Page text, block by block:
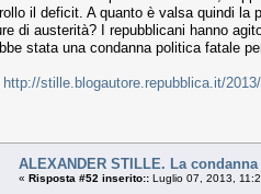
il deficit. A quanto è valsa quindi la
di austerità? I repubblicani hanno
stata una condanna politica fatale
http://stille.blogautore.repubblica.it/
ALEXANDER STILLE. La
« Risposta #52 inserito:: Luglio 07, 2013,